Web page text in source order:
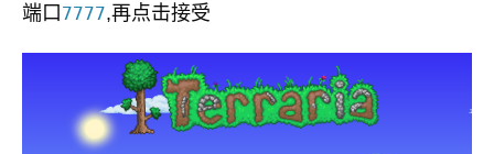
端口 7777,再点击接受